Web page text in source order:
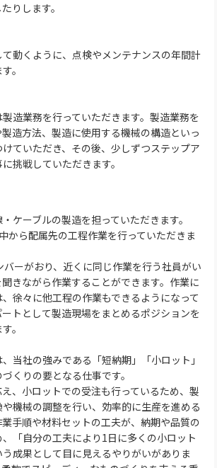
りします。
動くように、点検やメンテナンスの年間計
。
造業務を行っていただきます。製造業務を
造方法、製造に使用する機械の構造といっ
ていただき、その後、少しずつステップア
挑戦していただきます。
ケーブルの製造を担っていただきます。
から配属先の工程作業を行っていただきま
ーがおり、近くに同じ作業を行う社員がい
きながら作業することができます。作業に
徐々に他工程の作業もできるようになって
トとして製造現場をまとめるポジションを
。
当社の強みである「短納期」「小ロット」
くりの要となる仕事です。
、小ロットでの受注も行っているため、製
機械の調整を行い、効率的に生産を進める
手順や材料セットの工夫が、納期や品質の
「自分の工夫により1日に多くの小ロット
成果として目に見えるやりがいがありま